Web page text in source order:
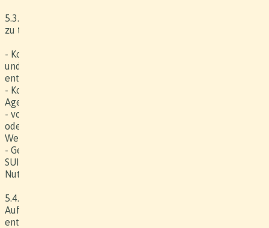
5.3. Im Werkpreis nicht inbegriffen und vom Kunden separat
zu tragen sind:
- Kosten, die dem Kunden bei Aufnahmen in seinem Betrieb
und / oder durch die Mitwirkung seiner Mitarbeitenden
entstehen;
- Kosten für vom Kunden beigezogene Dritte (z.B.
Agenturen);
- vom Kunden gewünschte oder akzeptierte Änderungen
oder Abweichungen von den festgelegten Bedingungen des
Werkvertrages, die zusätzliche Kosten verursachen;
- Gebühren für durch Verwertungsgesellschaften (wie z.B.
SUISA) wahrgenommene Rechte für Herstellung und
Nutzung des Werkes.
5.4. Falls besondere Risiken (z.B. Wetterbedingungen,
Aufnahme mit Tieren / Kindern) zu nicht im Werkpreis
enthaltenen Mehrkosten führen, sind diese Mehrkosten